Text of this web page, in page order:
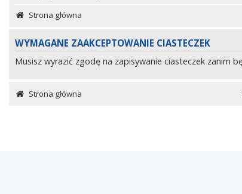
Strona główna
WYMAGANE ZAAKCEPTOWANIE CIASTECZEK
Musisz wyrazić zgodę na zapisywanie ciasteczek zanim
Strona główna